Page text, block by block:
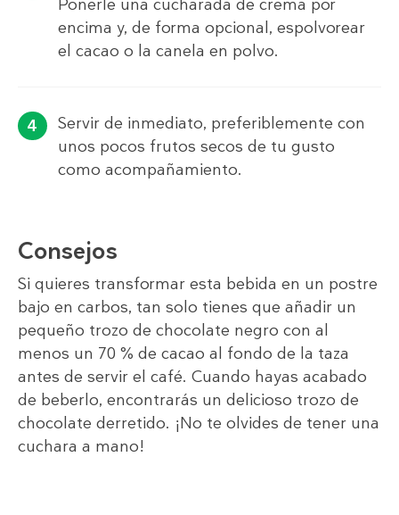
encima y, de forma opcional, espolvorear
el cacao o la canela en polvo.
Servir de inmediato, preferiblemente con
unos pocos frutos secos de tu gusto
como acompañamiento.
Consejos
Si quieres transformar esta bebida en un postre
bajo en carbos, tan solo tienes que añadir un
pequeño trozo de chocolate negro con al
menos un 70 % de cacao al fondo de la taza
antes de servir el café. Cuando hayas acabado
de beberlo, encontrarás un delicioso trozo de
chocolate derretido. ¡No te olvides de tener una
cuchara a mano!